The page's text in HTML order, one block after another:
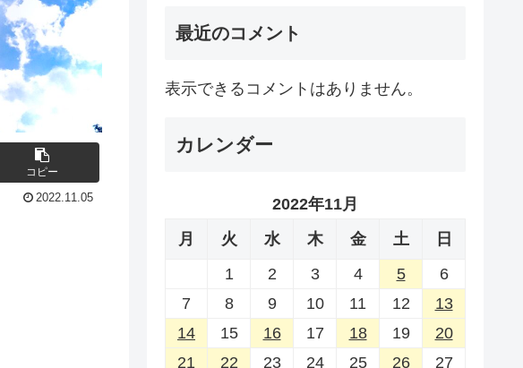
コピー
2022.11.05
最近のコメント
表示できるコメントはありません。
カレンダー
2022年11月
月
火 水 木 金 土
日
1
2 3 4 5
6
7
8 9 10 11 12
13
14
15 16 17 18 19
20
21
22 23 24 25 26 27